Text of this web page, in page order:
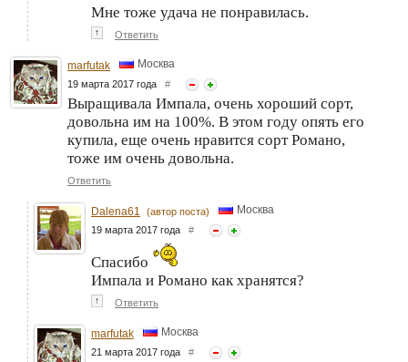
Мне тоже удача не понравилась.
↑ Ответить
marfutak Москва
19 марта 2017 года #
Выращивала Импала, очень хороший сорт,
довольна им на 100%. В этом году опять его
купила, еще очень нравится сорт Романо,
тоже им очень довольна.
Ответить
Dalena61 (автор поста) Москва
19 марта 2017 года #
Спасибо
Импала и Романо как хранятся?
↑ Ответить
marfutak Москва
21 марта 2017 года #